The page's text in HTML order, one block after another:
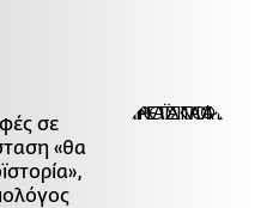
σε
«θα